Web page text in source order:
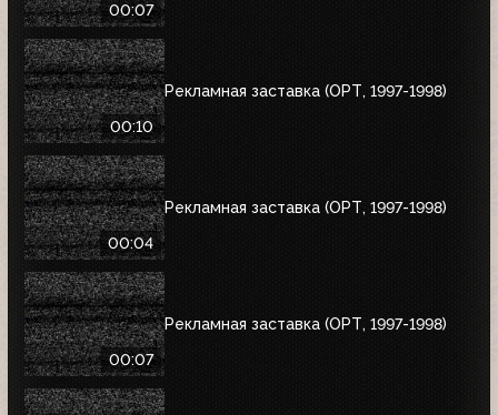
00:07
00:10
Рекламная заставка (ОРТ, 1997-1998)
00:04
Рекламная заставка (ОРТ, 1997-1998)
00:07
Рекламная заставка (ОРТ, 1997-1998)